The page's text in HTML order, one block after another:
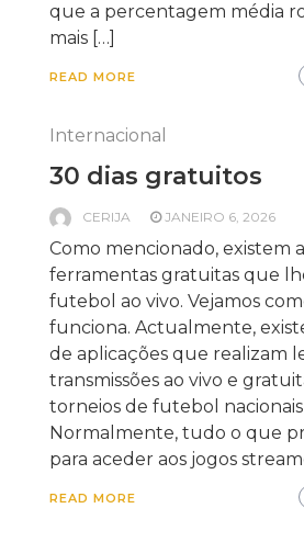
que a percentagem média
mais […]
READ MORE
Internacional
30 dias gratuitos
CERIJA JANEIRO 6, 2026
Como mencionado, existem
ferramentas gratuitas que
futebol ao vivo. Vejamos
funciona. Actualmente,
de aplicações que realizam
transmissões ao vivo e
torneios de futebol
Normalmente, tudo o que
para aceder aos jogos
READ MORE